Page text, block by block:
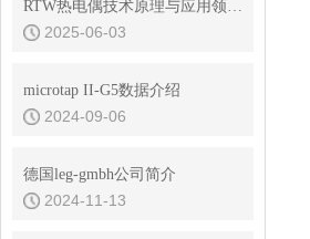
RTW热电偶技术原理与应用领域解说
2025-06-03
microtap II-G5数据介绍
2024-09-06
德国leg-gmbh公司简介
2024-11-13